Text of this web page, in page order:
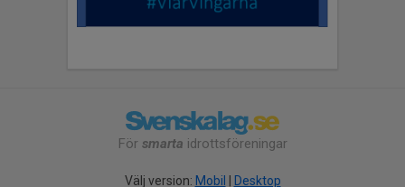
För smarta idrottsföreningar
Välj version: Mobil Desktop